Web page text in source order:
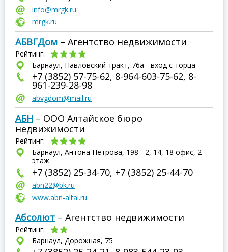
info@mrgk.ru
mrgk.ru
АБВГДом – Агентство недвижимости
Рейтинг:
Барнаул, Павловский тракт, 76а - вход с торца
+7 (3852) 57-75-62, 8-964-603-75-62, 8-
961-239-28-98
abvgdom@mail.ru
АБН – ООО Алтайское бюро
недвижимости
Рейтинг:
Барнаул, Антона Петрова, 198 - 2, 14, 18 офис, 2
этаж
+7 (3852) 25-34-70, +7 (3852) 25-44-70
abn22@bk.ru
www.abn-altai.ru
Абсолют – Агентство недвижимости
Рейтинг:
Барнаул, Дорожная, 75